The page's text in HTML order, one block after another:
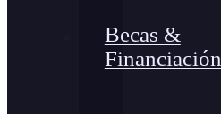
Becas &
Financiación